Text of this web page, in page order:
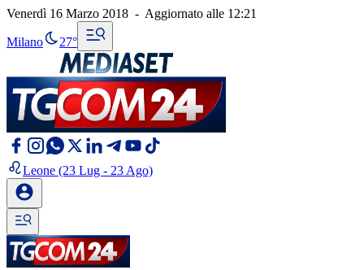
Venerdì 16 Marzo 2018 - Aggiornato alle 12:21
Milano 27°
Leone (23 Lug - 23 Ago)